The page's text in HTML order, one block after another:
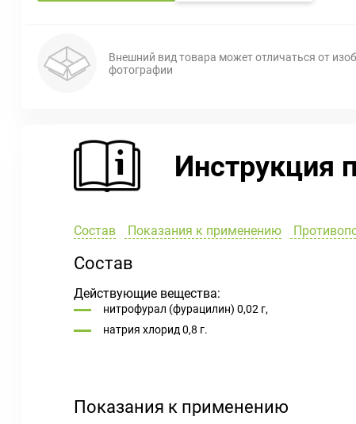
Внешний вид товара может отличаться от
фотографии
Инструкция
Состав Показания к применению
Состав
Действующие вещества:
нитрофурал (фурацилин) 0,02 г,
натрия хлорид 0,8 г.
Показания к применению